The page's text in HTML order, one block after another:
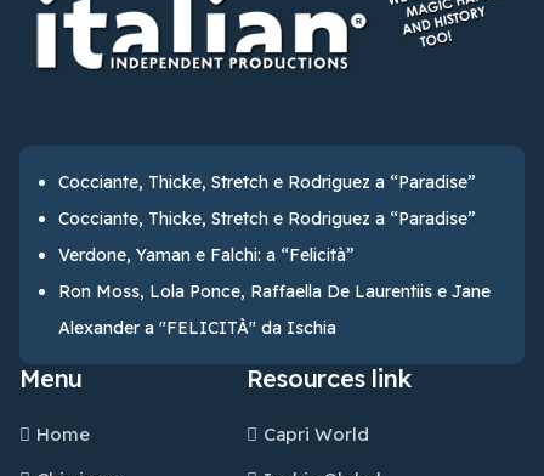
Cocciante, Thicke, Stretch e Rodriguez a “Paradise”
Cocciante, Thicke, Stretch e Rodriguez a “Paradise”
Verdone, Yaman e Falchi: a “Felicità”
Ron Moss, Lola Ponce, Raffaella De Laurentiis e Jane
Alexander a "FELICITÀ" da Ischia
Menu
Home
Resources link
Capri World